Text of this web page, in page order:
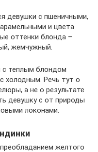
девушки с пшеничными,
и цвета
оттенки блонда –
жемчужный.
теплым блондом
холодным. Речь тут о
а не о результате
девушку с от природы
локонами.
желтого